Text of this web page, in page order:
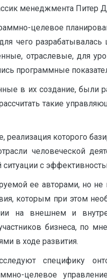
менеджмента Питер
целевое
чего
отраслевые, для
программные
в их создание, были
такие
которого
человеческой
ситуации с
ее авторами, но
которым при этом
на внешнем и
бизнеса, по
в ходе развития.
специфику
целевое